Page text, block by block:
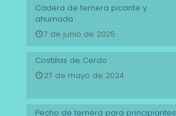
Cadera de ternera picante y
ahumada
7 de junio de 2025
Costillas de Cerdo
27 de mayo de 2024
Pecho de ternera para principiantes